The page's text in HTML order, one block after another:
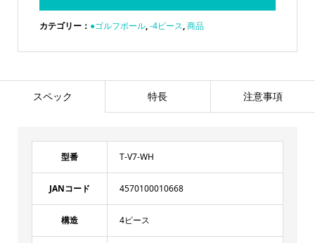
カテゴリー： ●ゴルフボール,-4ピース,商品
スペック 特長 注意事項
型番 T-V7-WH
JANコード 4570100010668
構造 4ピース